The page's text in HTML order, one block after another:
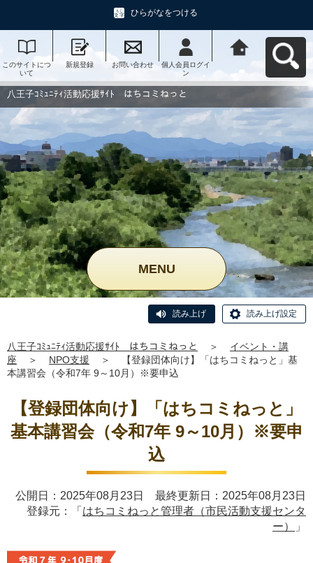
ひらがなをつける
このサイトにつ
いて
新規登録 お問い合わせ
個人会員ログイ
ン
動応援ｻｲﾄ はち
コミねっとへ戻
八王子ｺﾐｭﾆﾃｨ活動応援ｻｲﾄ はちコミねっと
MENU
読み上げ 読み上げ設定
八王子ｺﾐｭﾆﾃｨ活動応援ｻｲﾄ はちコミねっと ＞
イベント・講
座
＞ NPO支援 ＞
【登録団体向け】「はちコミねっと」基
本講習会（令和7年 9～10月）※要申込
【登録団体向け】「はちコミねっと」
基本講習会（令和7年 9～10月）※要申
込
公開日：2025年08月23日 最終更新日：2025年08月23日
登録元：「 はちコミねっと管理者（市民活動支援センタ
ー）
」